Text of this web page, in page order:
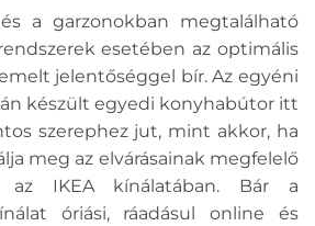
a garzonokban megtalálható
esetében az optimális
jelentőséggel bír. Az egyéni
készült egyedi konyhabútor itt
szerephez jut, mint akkor, ha
meg az elvárásainak megfelelő
az IKEA kínálatában. Bár a
óriási, ráadásul online és